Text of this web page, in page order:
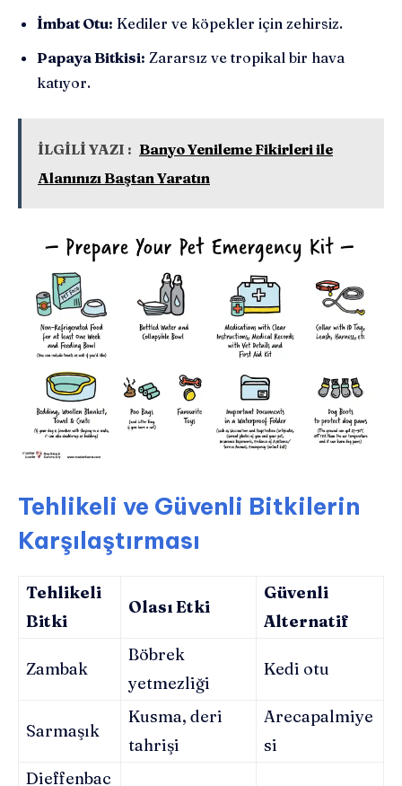
İmbat Otu: Kediler ve köpekler için zehirsiz.
Papaya Bitkisi: Zararsız ve tropikal bir hava
katıyor.
İLGİLİ YAZI : Banyo Yenileme Fikirleri ile
Alanınızı Baştan Yaratın
Tehlikeli ve Güvenli Bitkilerin
Karşılaştırması
Tehlikeli
Bitki
Olası Etki
Güvenli
Alternatif
Zambak
Böbrek
yetmezliği
Kedi otu
Sarmaşık
Kusma, deri
tahrişi
Arecapalmiye
si
Dieffenbac